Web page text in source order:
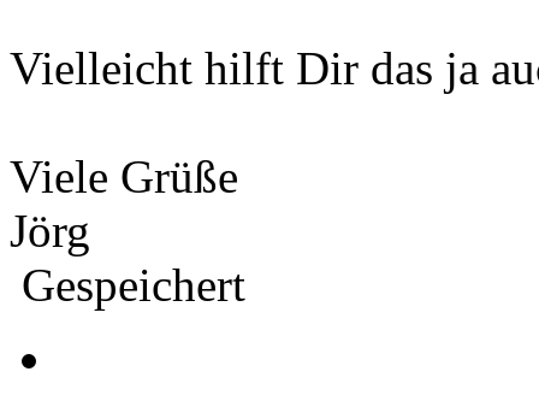
Vielleicht hilft Dir das ja
Viele Grüße
Jörg
Gespeichert